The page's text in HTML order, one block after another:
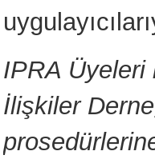
IPRA Üyeleri
İlişkiler